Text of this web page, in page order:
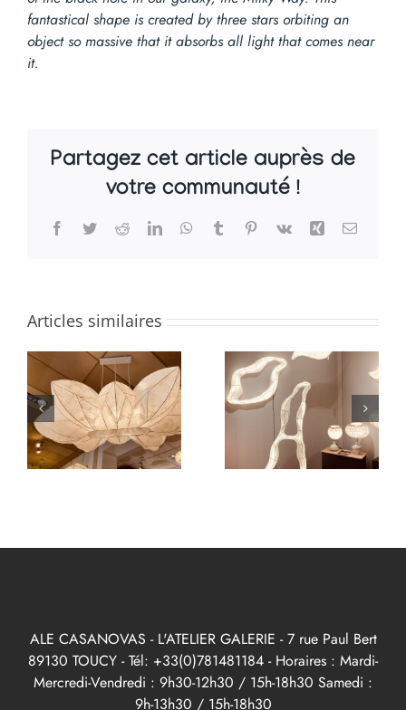
fantastical shape is created by three stars orbiting an
object so massive that it absorbs all light that comes near
it.
Partagez cet article auprès de
votre communauté !
Facebook
TwitterRedditLinkedInWhatsApp
TumblrPinterest
Vk Xing Email
Articles similaires
ALE CASANOVAS - L'ATELIER GALERIE - 7 rue Paul Bert
89130 TOUCY - Tél: +33(0)781481184 - Horaires : Mardi-
Mercredi-Vendredi : 9h30-12h30 / 15h-18h30 Samedi :
9h-13h30 / 15h-18h30